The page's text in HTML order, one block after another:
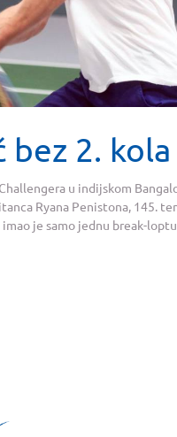
bez 2.
u indijskom
Ryana Penistona, 145.
je samo jednu break-